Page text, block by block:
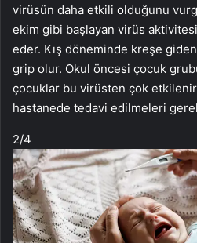
virüsün daha etkili olduğunu
ekim gibi başlayan virüs
eder. Kış döneminde kreşe giden
grip olur. Okul öncesi çocuk
çocuklar bu virüsten çok
hastanede tedavi edilmeleri
2/4